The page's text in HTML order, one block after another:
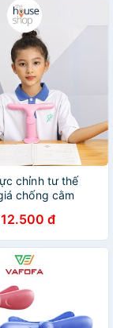
chỉnh tư thế
chống cằm
đ